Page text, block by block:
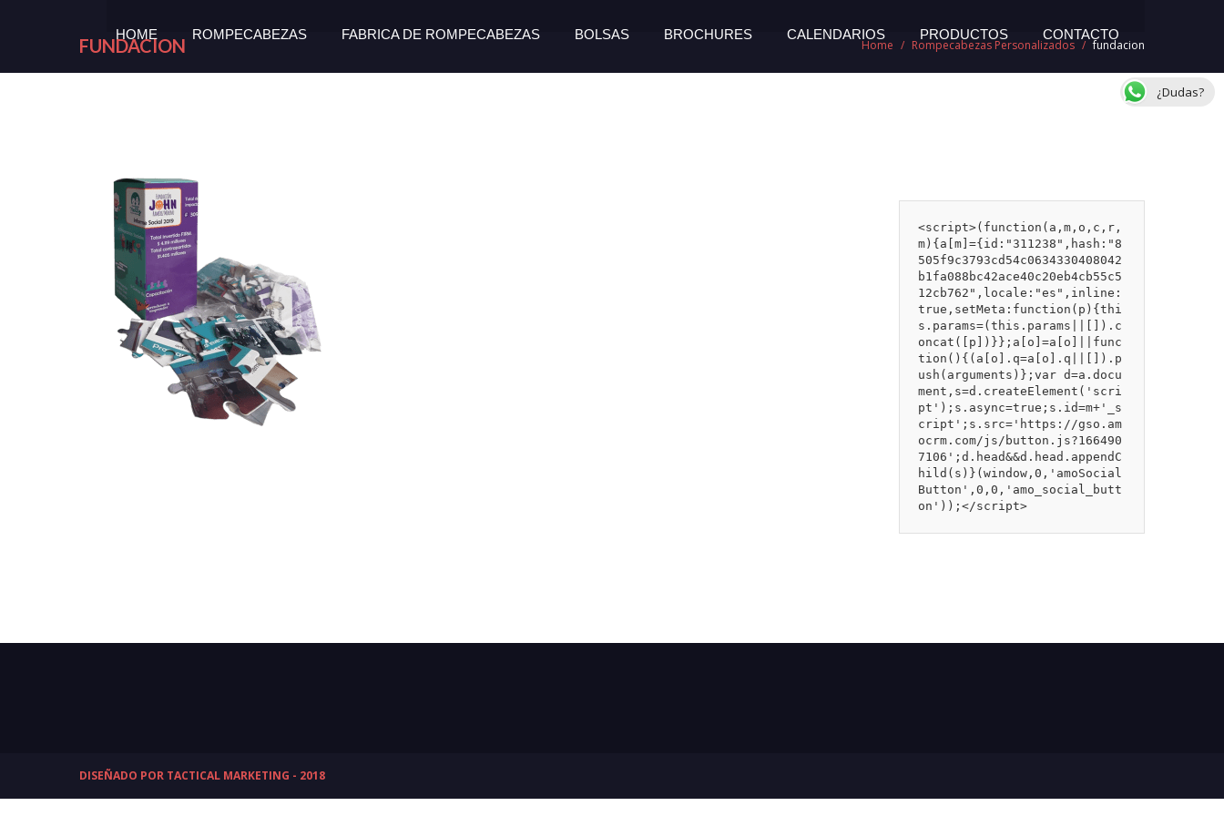
HOME ROMPECABEZAS FABRICA DE ROMPECABEZAS BOLSAS BROCHURES CALENDARIOS PRODUCTOS CONTACTO
FUNDACION Home / Rompecabezas Personalizados / fundacion
<script>(function(a,m,o,c,r,
m){a[m]={id:"311238",hash:"8
505f9c3793cd54c0634330408042
b1fa088bc42ace40c20eb4cb55c5
12cb762",locale:"es",inline:
true,setMeta:function(p){thi
s.params=(this.params||[]).c
oncat([p])}};a[o]=a[o]||func
tion(){(a[o].q=a[o].q||[]).p
ush(arguments)};var d=a.docu
ment,s=d.createElement('scri
pt');s.async=true;s.id=m+'_s
cript';s.src='https://gso.am
ocrm.com/js/button.js?166490
7106';d.head&&d.head.appendC
hild(s)}(window,0,'amoSocial
Button',0,0,'amo_social_butt
on'));</script>
DISEÑADO POR TACTICAL MARKETING - 2018
¿Dudas?